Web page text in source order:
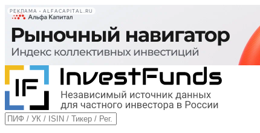
РЕКЛАМА • ALFACAPITAL.RU